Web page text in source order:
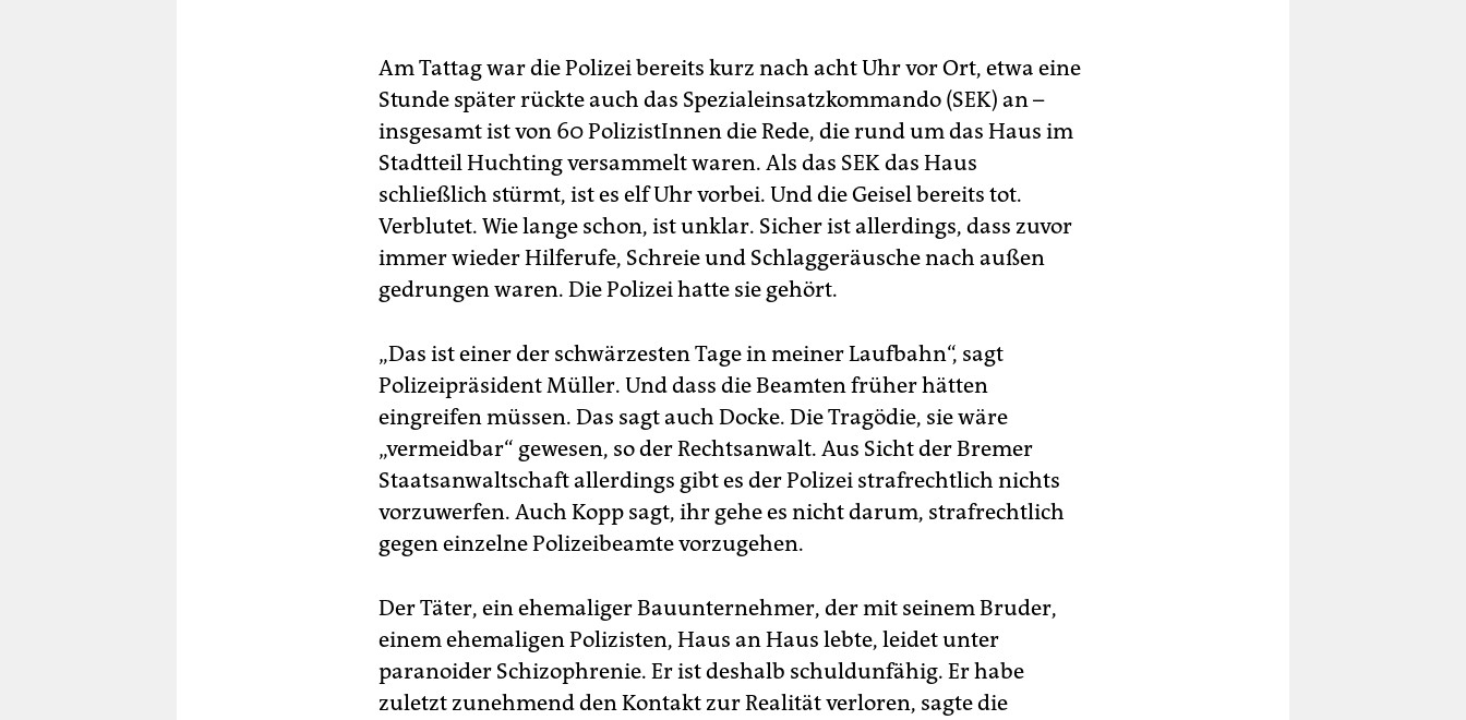
Am Tattag war die Polizei bereits kurz nach acht Uhr vor Ort, etwa eine
Stunde später rückte auch das Spezialeinsatzkommando (SEK) an –
insgesamt ist von 60 PolizistInnen die Rede, die rund um das Haus im
Stadtteil Huchting versammelt waren. Als das SEK das Haus
schließlich stürmt, ist es elf Uhr vorbei. Und die Geisel bereits tot.
Verblutet. Wie lange schon, ist unklar. Sicher ist allerdings, dass zuvor
immer wieder Hilferufe, Schreie und Schlaggeräusche nach außen
gedrungen waren. Die Polizei hatte sie gehört.
„Das ist einer der schwärzesten Tage in meiner Laufbahn“, sagt
Polizeipräsident Müller. Und dass die Beamten früher hätten
eingreifen müssen. Das sagt auch Docke. Die Tragödie, sie wäre
„vermeidbar“ gewesen, so der Rechtsanwalt. Aus Sicht der Bremer
Staatsanwaltschaft allerdings gibt es der Polizei strafrechtlich nichts
vorzuwerfen. Auch Kopp sagt, ihr gehe es nicht darum, strafrechtlich
gegen einzelne Polizeibeamte vorzugehen.
Der Täter, ein ehemaliger Bauunternehmer, der mit seinem Bruder,
einem ehemaligen Polizisten, Haus an Haus lebte, leidet unter
paranoider Schizophrenie. Er ist deshalb schuldunfähig. Er habe
zuletzt zunehmend den Kontakt zur Realität verloren, sagte die